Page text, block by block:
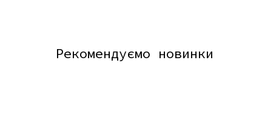
Рекомендуємо новинки